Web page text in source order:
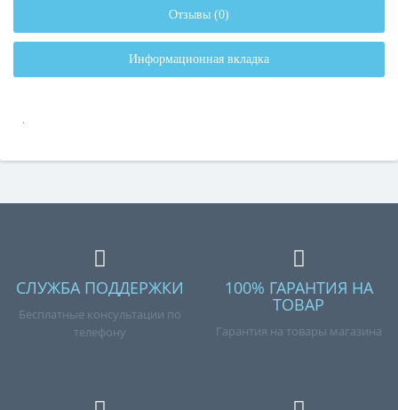
Отзывы (0)
Информационная вкладка
.
СЛУЖБА ПОДДЕРЖКИ
Бесплатные консультации по
телефону
100% ГАРАНТИЯ НА
ТОВАР
Гарантия на товары магазина